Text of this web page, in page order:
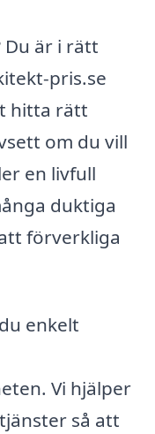
Du är i rätt
pris.se
hitta rätt
om du vill
en livfull
duktiga
förverkliga
enkelt
Vi hjälper
så att